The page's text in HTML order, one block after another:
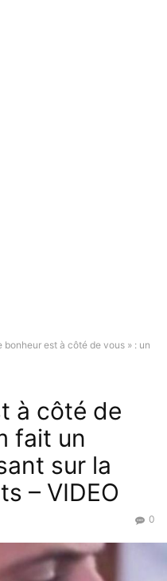
bonheur est à côté de vous » : un
à côté de
fait un
sur la
– VIDEO
0